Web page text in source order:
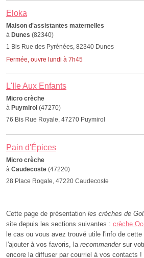
Eloka
Maison d'assistantes maternelles
à Dunes (82340)
1 Bis Rue des Pyrénées, 82340 Dunes
Fermée, ouvre lundi à 7h45
L'Ile Aux Enfants
Micro crèche
à Puymirol (47270)
76 Bis Rue Royale, 47270 Puymirol
Pain d'Épices
Micro crèche
à Caudecoste (47220)
28 Place Rogale, 47220 Caudecoste
Cette page de présentation les crèches de
site depuis les sections suivantes : crèche
le cas ou vous avez trouvé utile l'info de
l'ajouter à vos favoris, la recommandersur
encore la diffuser par courriel à vos contacts !